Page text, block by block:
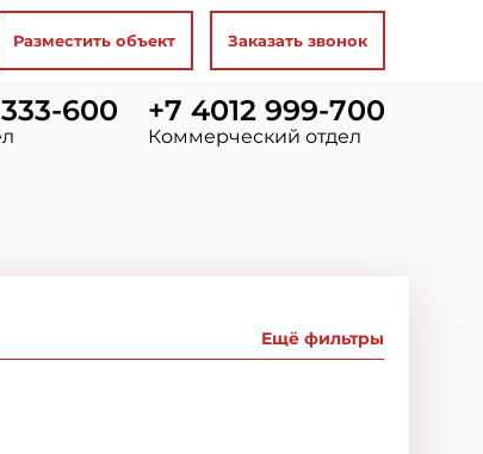
Разместить объект Заказать звонок
600 +7 4012 999-700
Коммерческий отдел
Ещё фильтры